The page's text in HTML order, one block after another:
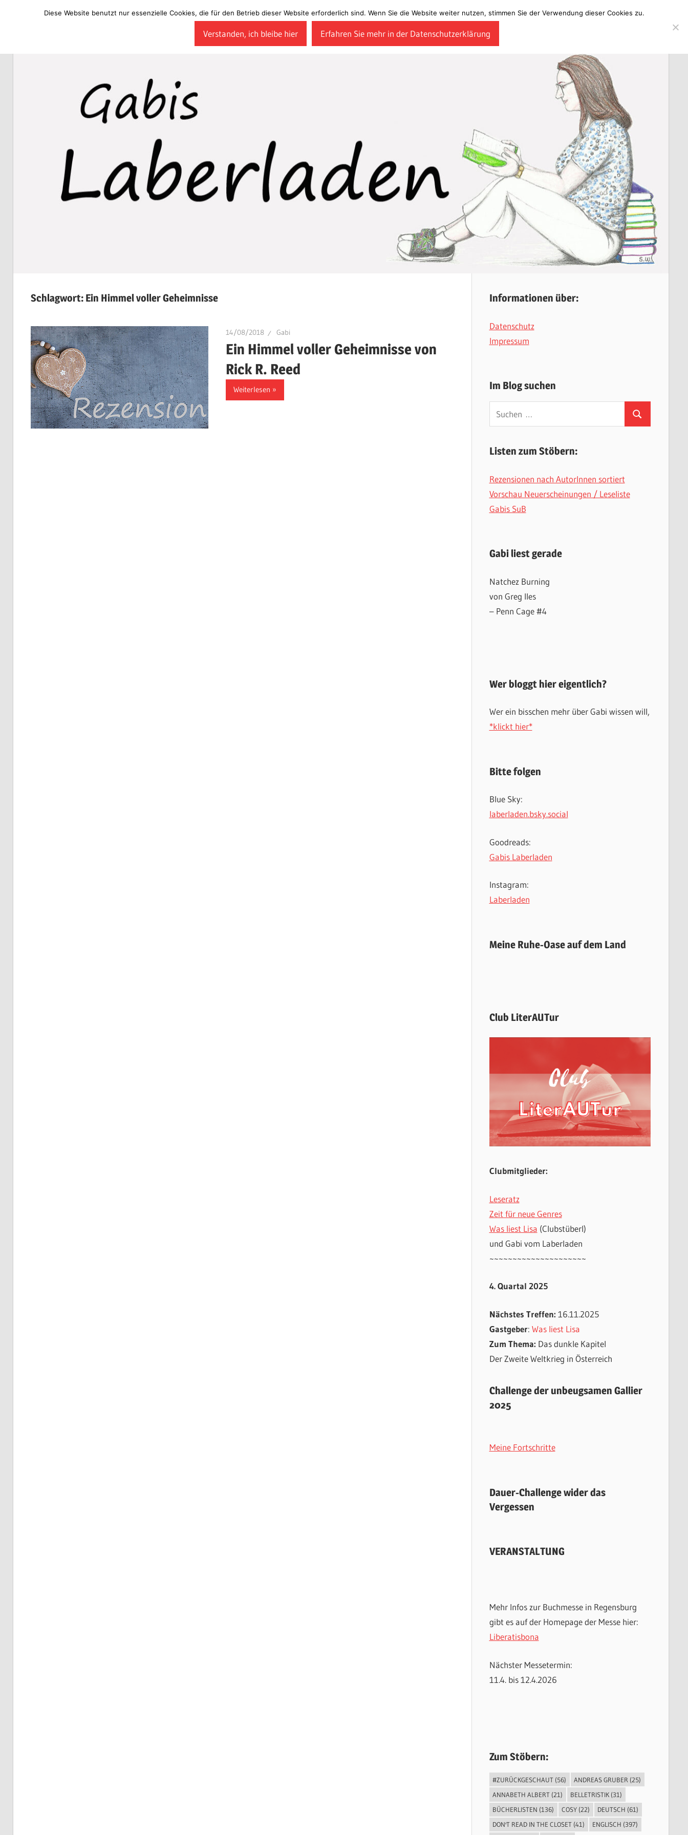
Schlagwort: Ein Himmel voller Geheimnisse
14/08/2018 Gabi
Ein Himmel voller Geheimnisse von
Rick R. Reed
Weiterlesen
Informationen über:
Datenschutz
Impressum
Im Blog suchen
Suchen
nach:
Suchen
Listen zum Stöbern:
Rezensionen nach AutorInnen sortiert
Vorschau Neuerscheinungen / Leseliste
Gabis SuB
Gabi liest gerade
Natchez Burning
von Greg Iles
– Penn Cage #4
Wer bloggt hier eigentlich?
Wer ein bisschen mehr über Gabi wissen will,
*klickt hier*
Bitte folgen
Blue Sky:
laberladen.bsky.social
Goodreads:
Gabis Laberladen
Instagram:
Laberladen
Meine Ruhe-Oase auf dem Land
Club LiterAUTur
Clubmitglieder:
Leseratz
Zeit für neue Genres
Was liest Lisa (Clubstüberl)
und Gabi vom Laberladen
~~~~~~~~~~~~~~~~~~~~~
4. Quartal 2025
Nächstes Treffen: 16.11.2025
Gastgeber: Was liest Lisa
Zum Thema: Das dunkle Kapitel
Der Zweite Weltkrieg in Österreich
Challenge der unbeugsamen Gallier
2025
Meine Fortschritte
Dauer-Challenge wider das
Vergessen
VERANSTALTUNG
Mehr Infos zur Buchmesse in Regensburg
gibt es auf der Homepage der Messe hier:
Liberatisbona
Nächster Messetermin:
11.4. bis 12.4.2026
Zum Stöbern:
#ZURÜCKGESCHAUT (56) ANDREAS GRUBER (25)
ANNABETH ALBERT (21) BELLETRISTIK (31)
BÜCHERLISTEN (136) COSY (22) DEUTSCH (61)
DON'T READ IN THE CLOSET (41) ENGLISCH (397)
Diese Website benutzt nur essenzielle Cookies, die für den Betrieb dieser Website erforderlich sind. Wenn Sie die Website weiter nutzen, stimmen Sie der Verwendung dieser Cookies zu.
Verstanden, ich bleibe hier Erfahren Sie mehr in der Datenschutzerklärung